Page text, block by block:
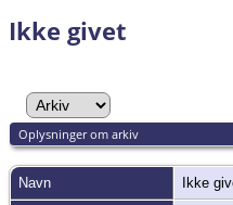
Ikke givet
Oplysninger om arkiv
Navn Ikke